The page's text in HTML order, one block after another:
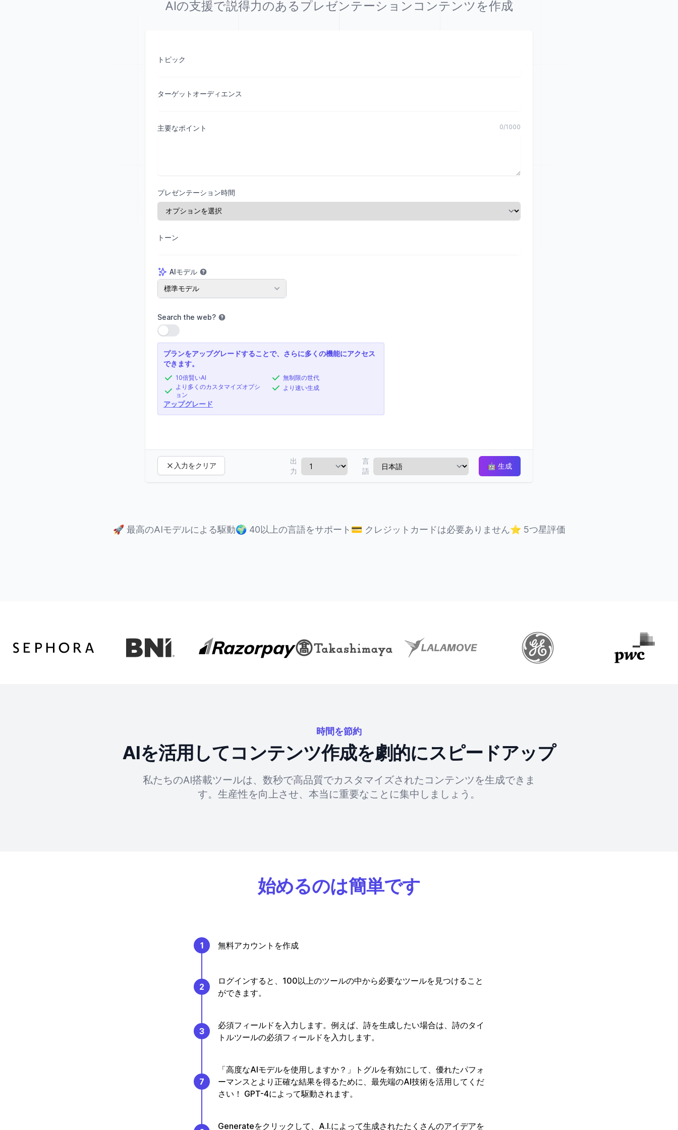
AIの支援で説得力のあるプレゼンテーションコンテンツを作成
トピック
ターゲットオーディエンス
主要なポイント 0/1000
プレゼンテーション時間
トーン
AIモデル
AIモデル
標準モデル
Search the web?
設定を使用
プランをアップグレードすることで、さらに多くの機能にアクセス
できます。
10倍賢いAI
より多くのカスタマイズオプシ
ョン
無制限の世代
より速い生成
アップグレード
入力をクリア
出
力
言
語
🤖 生成
🚀 最高のAIモデルによる駆動🌍 40以上の言語をサポート 💳 クレジットカードは必要ありません⭐ 5つ星評価
時間を節約
AIを活用してコンテンツ作成を劇的にスピードアップ
私たちのAI搭載ツールは、数秒で高品質でカスタマイズされたコンテンツを生成できま
す。生産性を向上させ、本当に重要なことに集中しましょう。
始めるのは簡単です
1 無料アカウントを作成
2
ログインすると、100以上のツールの中から必要なツールを見つけること
ができます。
3
必須フィールドを入力します。例えば、詩を生成したい場合は、詩のタイ
トルツールの必須フィールドを入力します。
7
「高度なAIモデルを使用しますか？」トグルを有効にして、優れたパフォ
ーマンスとより正確な結果を得るために、最先端のAI技術を活用してくだ
さい！ GPT-4によって駆動されます。
Generateをクリックして、A.I.によって生成されたたくさんのアイデアを